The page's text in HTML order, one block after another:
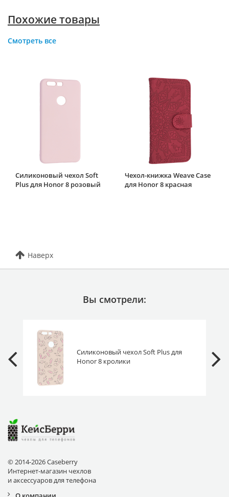
Похожие товары
Смотреть все
Силиконовый чехол Soft
Plus для Honor 8 розовый
Чехол-книжка Weave Case
для Honor 8 красная
Наверх
Вы смотрели:
Силиконовый чехол Soft Plus для
Honor 8 кролики
© 2014-2026 Caseberry
Интернет-магазин чехлов
и аксессуаров для телефона